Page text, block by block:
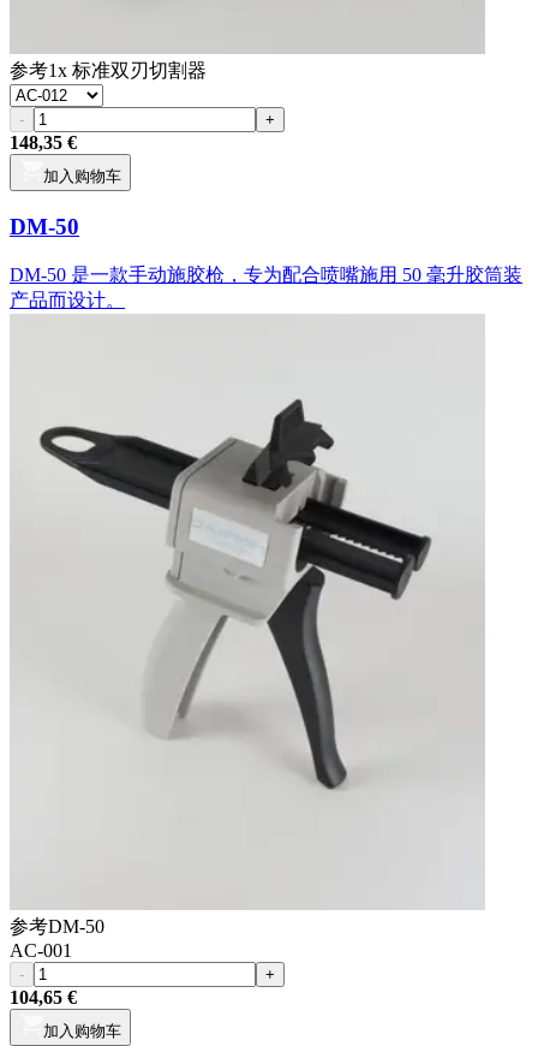
参考1x 标准双刃切割器
- +
148,35 €
加入购物车
DM-50
DM-50 是一款手动施胶枪，专为配合喷嘴施用 50 毫升胶筒装
产品而设计。
参考DM-50
AC-001
- +
104,65 €
加入购物车